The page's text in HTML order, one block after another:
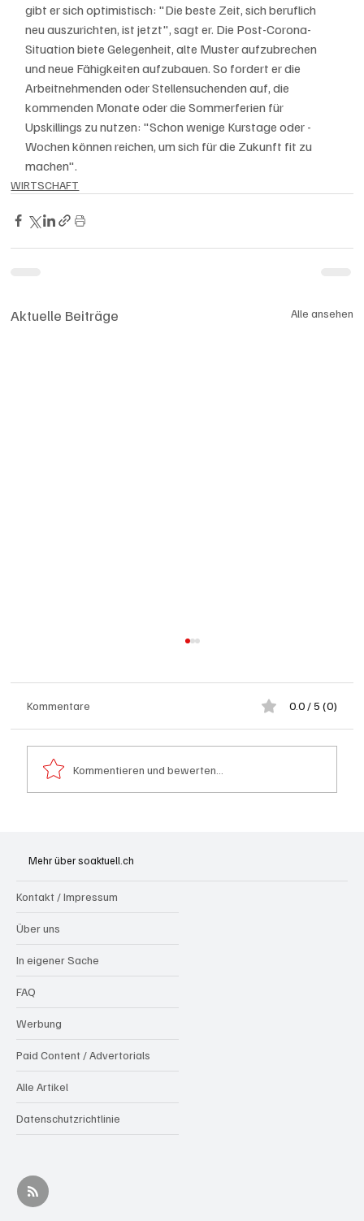
gibt er sich optimistisch: "Die beste Zeit, sich beruflich
neu auszurichten, ist jetzt", sagt er. Die Post-Corona-
Situation biete Gelegenheit, alte Muster aufzubrechen
und neue Fähigkeiten aufzubauen. So fordert er die
Arbeitnehmenden oder Stellensuchenden auf, die
kommenden Monate oder die Sommerferien für
Upskillings zu nutzen: "Schon wenige Kurstage oder -
Wochen können reichen, um sich für die Zukunft fit zu
machen".
WIRTSCHAFT
Aktuelle Beiträge Alle ansehen
Kommentare 0.0 / 5 (0)
Kommentieren und bewerten...
Mehr über soaktuell.ch
Kontakt / Impressum
Über uns
In eigener Sache
FAQ
Werbung
Paid Content / Advertorials
Alle Artikel
Datenschutzrichtlinie